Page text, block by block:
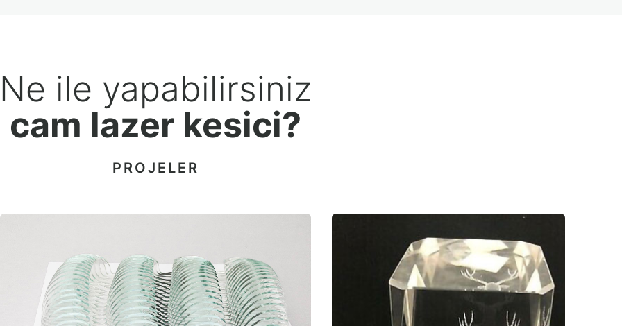
Ne ile yapabilirsiniz
cam lazer kesici?
PROJELER